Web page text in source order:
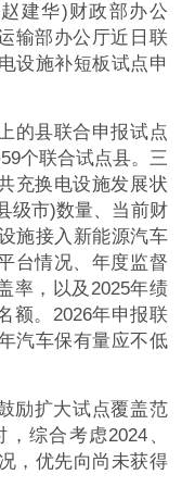
建华)财政部办公
输部办公厅近日联
设施补短板试点申
的县联合申报试点
个联合试点县。三
充换电设施发展状
级市)数量、当前财
施接入新能源汽车
台情况、年度监督
率，以及2025年绩
额。2026年申报联
汽车保有量应不低
励扩大试点覆盖范
综合考虑2024、
，优先向尚未获得